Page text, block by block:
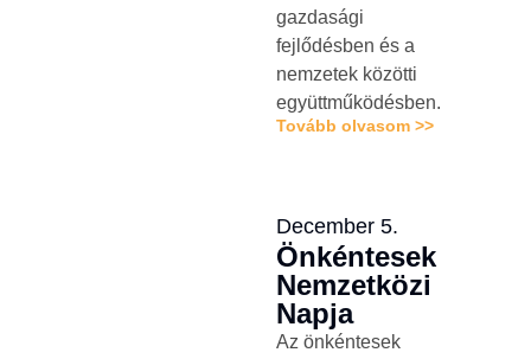
gazdasági
fejlődésben és a
nemzetek közötti
együttműködésben.
Tovább olvasom >>
December 5.
Önkéntesek
Nemzetközi
Napja
Az önkéntesek